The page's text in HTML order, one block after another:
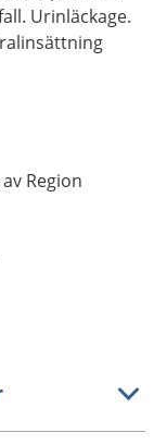
Urinläckage.
Region